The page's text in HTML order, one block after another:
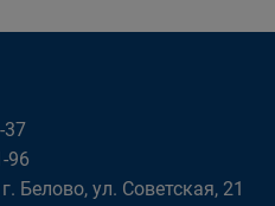
37
96
Белово, ул. Советская, 21